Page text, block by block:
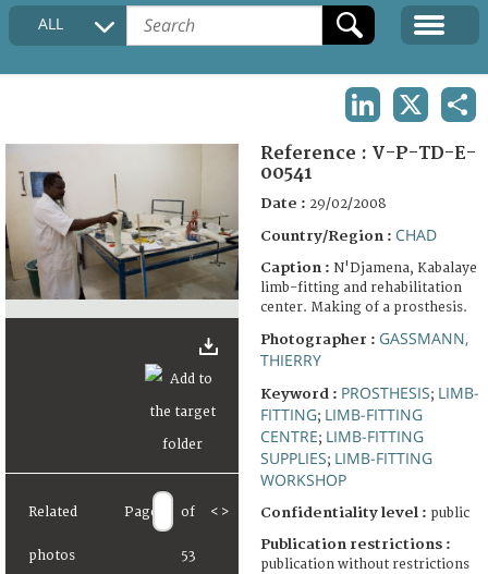
COLLECTIONS DESCRIPTION
FAQ
ALL
Related
photos
Page of
53
< >
Reference : V-P-TD-E-
00541
Date : 29/02/2008
Country/Region : CHAD
Caption : N'Djamena, Kabalaye
limb-fitting and rehabilitation
center. Making of a prosthesis.
Photographer : GASSMANN,
THIERRY
Keyword : PROSTHESIS; LIMB-
FITTING; LIMB-FITTING
CENTRE; LIMB-FITTING
SUPPLIES; LIMB-FITTING
WORKSHOP
Confidentiality level : public
Publication restrictions :
publication without restrictions